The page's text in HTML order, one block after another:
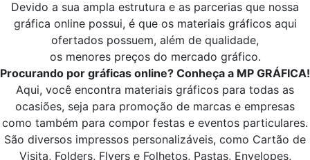
Devido a sua ampla estrutura e as parcerias que nossa
gráfica online possui, é que os materiais gráficos aqui
ofertados possuem, além de qualidade,
os menores preços do mercado gráfico.
Procurando por gráficas online? Conheça a MP GRÁFICA!
Aqui, você encontra materiais gráficos para todas as
ocasiões, seja para promoção de marcas e empresas
como também para compor festas e eventos particulares.
São diversos impressos personalizáveis, como Cartão de
Visita, Folders, Flyers e Folhetos, Pastas, Envelopes,